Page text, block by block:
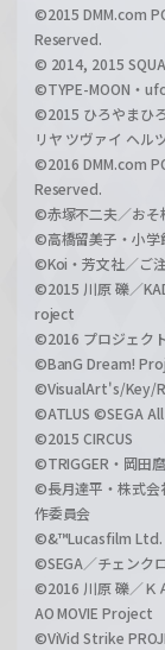
©2015 DMM.com
Reserved.
© 2014, 2015
©TYPE-MOON・
©2015 ひろやまひ
リヤ ツヴァイ ヘル
©2016 DMM.com
Reserved.
©赤塚不二夫／おそ
©高橋留美子・小学
©Koi・芳文社／ご
©2015 川原 礫／
roject
©2016 プロジェク
©BanG Dream!
©VisualArt's/Key/
©ATLUS ©SEGA
©2015 CIRCUS
©TRIGGER・岡田
©長月達平・株式会
作委員会
©&™Lucasfilm Ltd.
©SEGA／チェンク
©2016 川原 礫／Ｋ
AO MOVIE Project
©ViVid Strike